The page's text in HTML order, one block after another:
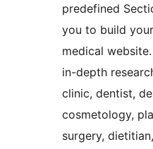
predefined
you to build
medical
in-depth
clinic, dentist,
cosmetology,
surgery,